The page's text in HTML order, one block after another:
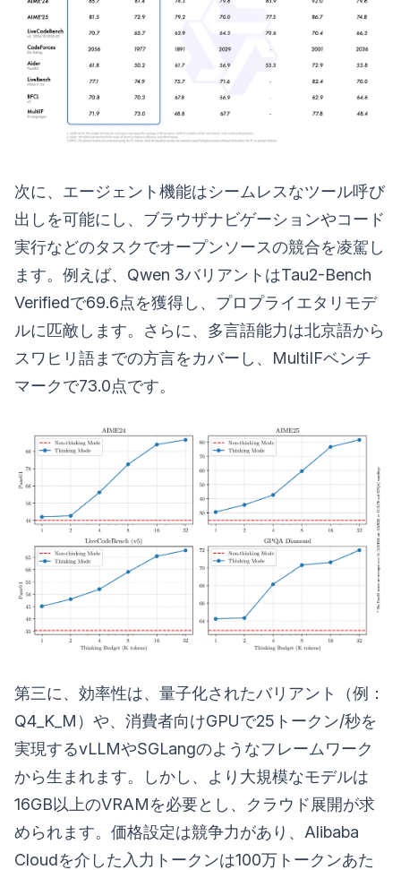
次に、エージェント機能はシームレスなツール呼び
出しを可能にし、ブラウザナビゲーションやコード
実行などのタスクでオープンソースの競合を凌駕し
ます。例えば、Qwen 3バリアントはTau2-Bench
Verifiedで69.6点を獲得し、プロプライエタリモデ
ルに匹敵します。さらに、多言語能力は北京語から
スワヒリ語までの方言をカバーし、MultiIFベンチ
マークで73.0点です。
第三に、効率性は、量子化されたバリアント（例：
Q4_K_M）や、消費者向けGPUで25トークン/秒を
実現するvLLMやSGLangのようなフレームワーク
から生まれます。しかし、より大規模なモデルは
16GB以上のVRAMを必要とし、クラウド展開が求
められます。価格設定は競争力があり、Alibaba
Cloudを介した入力トークンは100万トークンあた